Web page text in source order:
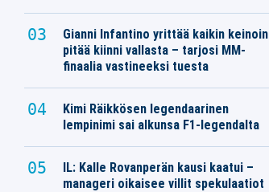
Gianni Infantino yrittää kaikin keinoin
pitää kiinni vallasta – tarjosi MM-
finaalia vastineeksi tuesta
Kimi Räikkösen legendaarinen
lempinimi sai alkunsa F1-legendalta
IL: Kalle Rovanperän kausi kaatui –
manageri oikaisee villit spekulaatiot